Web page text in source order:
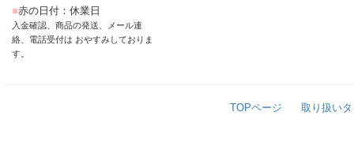
■赤の日付：休業日
入金確認、商品の発送、メール連
絡、電話受付は おやすみしておりま
す。
TOPページ 取り扱い